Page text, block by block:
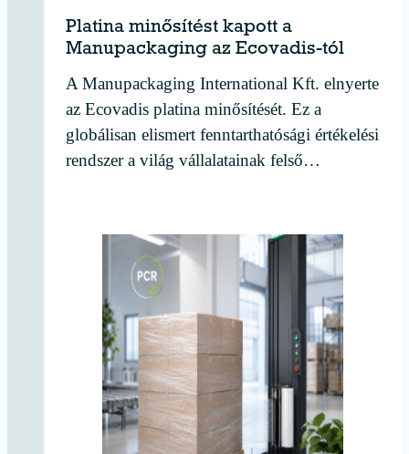
Platina minősítést kapott a
Manupackaging az Ecovadis-tól
A Manupackaging International Kft. elnyerte
az Ecovadis platina minősítését. Ez a
globálisan elismert fenntarthatósági értékelési
rendszer a világ vállalatainak felső…